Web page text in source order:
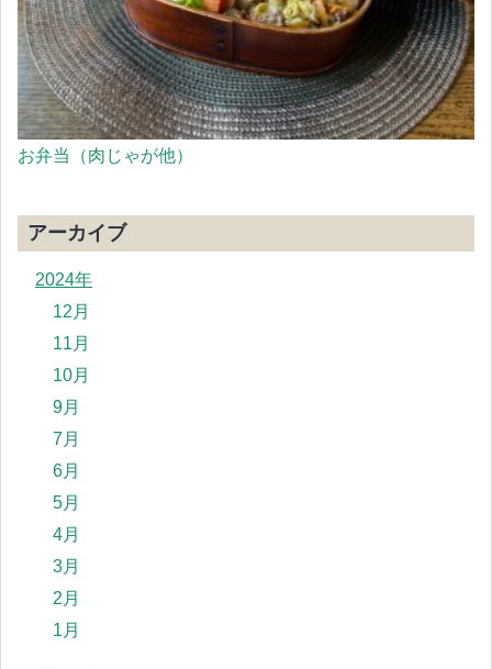
お弁当（肉じゃが他）
アーカイブ
2024年
12月
11月
10月
9月
7月
6月
5月
4月
3月
2月
1月